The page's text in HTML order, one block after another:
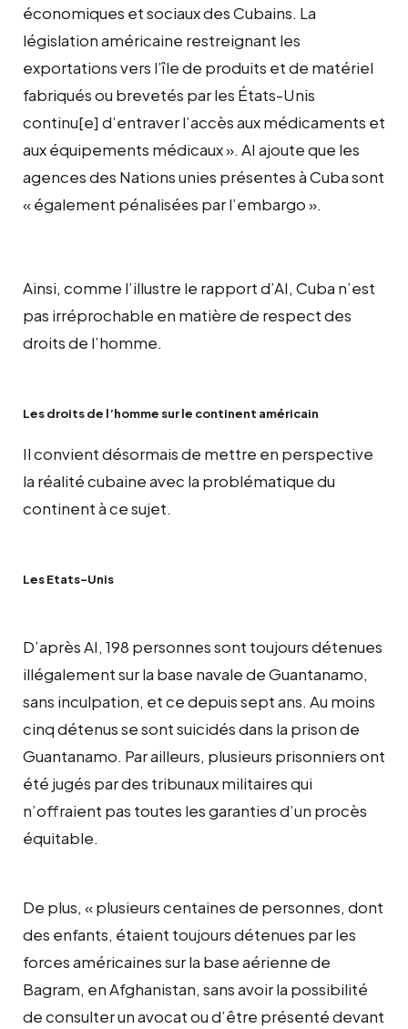
économiques et sociaux des Cubains. La
législation américaine restreignant les
exportations vers l’île de produits et de matériel
fabriqués ou brevetés par les États-Unis
continu[e] d’entraver l’accès aux médicaments et
aux équipements médicaux ». AI ajoute que les
agences des Nations unies présentes à Cuba sont
« également pénalisées par l’embargo ».
Ainsi, comme l’illustre le rapport d’AI, Cuba n’est
pas irréprochable en matière de respect des
droits de l’homme.
Les droits de l’homme sur le continent américain
Il convient désormais de mettre en perspective
la réalité cubaine avec la problématique du
continent à ce sujet.
Les Etats-Unis
D’après AI, 198 personnes sont toujours détenues
illégalement sur la base navale de Guantanamo,
sans inculpation, et ce depuis sept ans. Au moins
cinq détenus se sont suicidés dans la prison de
Guantanamo. Par ailleurs, plusieurs prisonniers ont
été jugés par des tribunaux militaires qui
n’offraient pas toutes les garanties d’un procès
équitable.
De plus, « plusieurs centaines de personnes, dont
des enfants, étaient toujours détenues par les
forces américaines sur la base aérienne de
Bagram, en Afghanistan, sans avoir la possibilité
de consulter un avocat ou d’être présenté devant